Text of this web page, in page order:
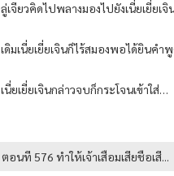
ลู่เจียวคิดไปพลางมองไปยังเนี่ยเยี่ยเ
เดิมเนี่ยเยี่ยเจินก็ไร้สมองพอได้ยินคำ
เนี่ยเยี่ยเจินกล่าวจบก็กระโจนเข้าใส่…